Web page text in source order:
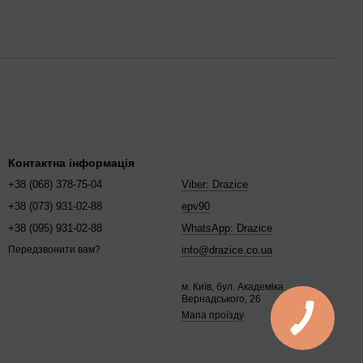
Контактна інформація
+38 (068) 378-75-04
+38 (073) 931-02-88
+38 (095) 931-02-88
Передзвонити вам?
Viber: Drazice
epv90
WhatsApp: Drazice
info@drazice.co.ua
м. Київ, бул. Академіка
Вернадського, 26
Мапа проїзду